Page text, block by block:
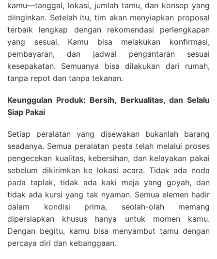
kamu—tanggal, lokasi, jumlah tamu, dan konsep yang
diinginkan. Setelah itu, tim akan menyiapkan proposal
terbaik lengkap dengan rekomendasi perlengkapan
yang sesuai. Kamu bisa melakukan konfirmasi,
pembayaran, dan jadwal pengantaran sesuai
kesepakatan. Semuanya bisa dilakukan dari rumah,
tanpa repot dan tanpa tekanan.
Keunggulan Produk: Bersih, Berkualitas, dan Selalu
Siap Pakai
Setiap peralatan yang disewakan bukanlah barang
seadanya. Semua peralatan pesta telah melalui proses
pengecekan kualitas, kebersihan, dan kelayakan pakai
sebelum dikirimkan ke lokasi acara. Tidak ada noda
pada taplak, tidak ada kaki meja yang goyah, dan
tidak ada kursi yang tak nyaman. Semua elemen hadir
dalam kondisi prima, seolah-olah memang
dipersiapkan khusus hanya untuk momen kamu.
Dengan begitu, kamu bisa menyambut tamu dengan
percaya diri dan kebanggaan.